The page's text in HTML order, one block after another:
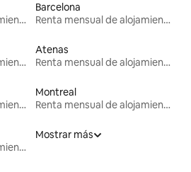
Renta mensual de alojamientos
Barcelona
Renta mensual de alojamientos
Renta mensual de alojamientos
Atenas
Renta mensual de alojamientos
Renta mensual de alojamientos
Montreal
Renta mensual de alojamientos
Renta mensual de alojamientos
Mostrar más